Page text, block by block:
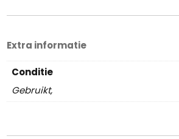
Extra informatie
Conditie
Gebruikt,